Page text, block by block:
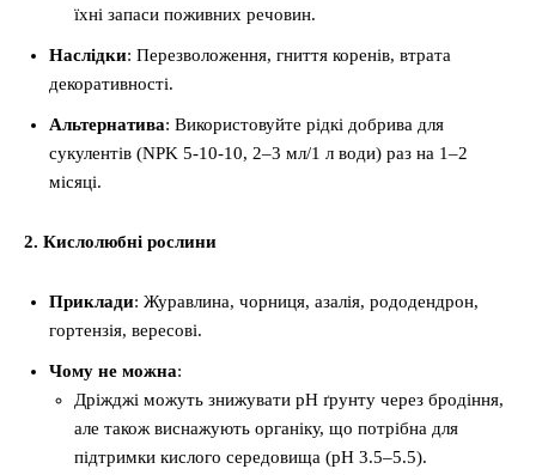
їхні запаси поживних речовин.
Наслідки: Перезволоження, гниття коренів, втрата
декоративності.
Альтернатива: Використовуйте рідкі добрива для
сукулентів (NPK 5-10-10, 2–3 мл/1 л води) раз на 1–2
місяці.
2. Кислолюбні рослини
Приклади: Журавлина, чорниця, азалія, рододендрон,
гортензія, вересові.
Чому не можна:
Дріжджі можуть знижувати pH ґрунту через бродіння,
але також виснажують органіку, що потрібна для
підтримки кислого середовища (pH 3.5–5.5).